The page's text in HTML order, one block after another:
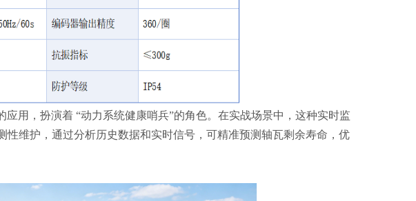
应用，扮演着 “动力系统健康哨兵”的角色。在实战场景中，这种实时监
维护，通过分析历史数据和实时信号，可精准预测轴瓦剩余寿命，优